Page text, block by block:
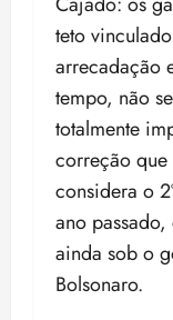
teto
arrecadação
tempo, não
totalmente
correção que
considera o
ano
ainda sob o
Bolsonaro.